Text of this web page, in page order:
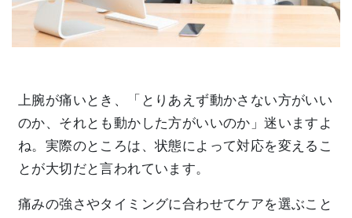
上腕が痛いとき、「とりあえず動かさない方がいい
のか、それとも動かした方がいいのか」迷いますよ
ね。実際のところは、状態によって対応を変えるこ
とが大切だと言われています。
痛みの強さやタイミングに合わせてケアを選ぶこと